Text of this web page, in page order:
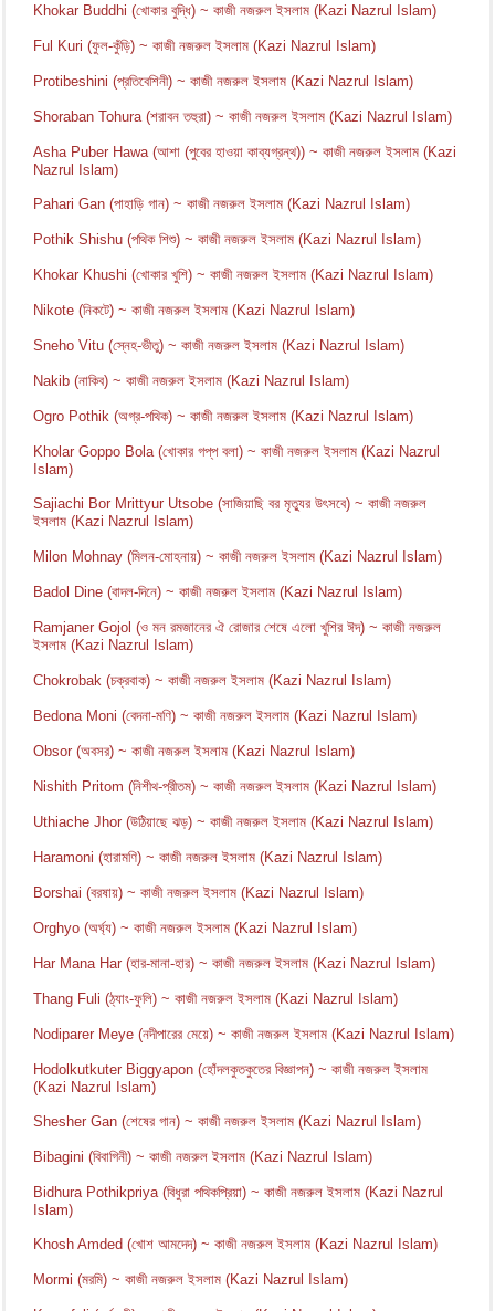
Khokar Buddhi (খোকার বুদ্ধি) ~ কাজী নজরুল ইসলাম (Kazi Nazrul Islam)
Ful Kuri (ফুল-কুঁড়ি) ~ কাজী নজরুল ইসলাম (Kazi Nazrul Islam)
Protibeshini (প্রতিবেশিনী) ~ কাজী নজরুল ইসলাম (Kazi Nazrul Islam)
Shoraban Tohura (শরাবন তহুরা) ~ কাজী নজরুল ইসলাম (Kazi Nazrul Islam)
Asha Puber Hawa (আশা (পুবের হাওয়া কাব্যগ্রন্থ)) ~ কাজী নজরুল ইসলাম (Kazi
Nazrul Islam)
Pahari Gan (পাহাড়ি গান) ~ কাজী নজরুল ইসলাম (Kazi Nazrul Islam)
Pothik Shishu (পথিক শিশু) ~ কাজী নজরুল ইসলাম (Kazi Nazrul Islam)
Khokar Khushi (খোকার খুশি) ~ কাজী নজরুল ইসলাম (Kazi Nazrul Islam)
Nikote (নিকটে) ~ কাজী নজরুল ইসলাম (Kazi Nazrul Islam)
Sneho Vitu (স্নেহ-ভীতু) ~ কাজী নজরুল ইসলাম (Kazi Nazrul Islam)
Nakib (নাকিব) ~ কাজী নজরুল ইসলাম (Kazi Nazrul Islam)
Ogro Pothik (অগ্র-পথিক) ~ কাজী নজরুল ইসলাম (Kazi Nazrul Islam)
Kholar Goppo Bola (খোকার গপ্‌প বলা) ~ কাজী নজরুল ইসলাম (Kazi Nazrul
Islam)
Sajiachi Bor Mrittyur Utsobe (সাজিয়াছি বর মৃত্যুর উৎসবে) ~ কাজী নজরুল
ইসলাম (Kazi Nazrul Islam)
Milon Mohnay (মিলন-মোহনায়) ~ কাজী নজরুল ইসলাম (Kazi Nazrul Islam)
Badol Dine (বাদল-দিনে) ~ কাজী নজরুল ইসলাম (Kazi Nazrul Islam)
Ramjaner Gojol (ও মন রমজানের ঐ রোজার শেষে এলো খুশির ঈদ) ~ কাজী নজরুল
ইসলাম (Kazi Nazrul Islam)
Chokrobak (চক্রবাক) ~ কাজী নজরুল ইসলাম (Kazi Nazrul Islam)
Bedona Moni (বেদনা-মণি) ~ কাজী নজরুল ইসলাম (Kazi Nazrul Islam)
Obsor (অবসর) ~ কাজী নজরুল ইসলাম (Kazi Nazrul Islam)
Nishith Pritom (নিশীথ-প্রীতম) ~ কাজী নজরুল ইসলাম (Kazi Nazrul Islam)
Uthiache Jhor (উঠিয়াছে ঝড়) ~ কাজী নজরুল ইসলাম (Kazi Nazrul Islam)
Haramoni (হারামণি) ~ কাজী নজরুল ইসলাম (Kazi Nazrul Islam)
Borshai (বরষায়) ~ কাজী নজরুল ইসলাম (Kazi Nazrul Islam)
Orghyo (অর্ঘ্য) ~ কাজী নজরুল ইসলাম (Kazi Nazrul Islam)
Har Mana Har (হার-মানা-হার) ~ কাজী নজরুল ইসলাম (Kazi Nazrul Islam)
Thang Fuli (ঠ্যাং-ফুলি) ~ কাজী নজরুল ইসলাম (Kazi Nazrul Islam)
Nodiparer Meye (নদীপারের মেয়ে) ~ কাজী নজরুল ইসলাম (Kazi Nazrul Islam)
Hodolkutkuter Biggyapon (হোঁদলকুতকুতের বিজ্ঞাপন) ~ কাজী নজরুল ইসলাম
(Kazi Nazrul Islam)
Shesher Gan (শেষের গান) ~ কাজী নজরুল ইসলাম (Kazi Nazrul Islam)
Bibagini (বিবাগিনী) ~ কাজী নজরুল ইসলাম (Kazi Nazrul Islam)
Bidhura Pothikpriya (বিধুরা পথিকপ্রিয়া) ~ কাজী নজরুল ইসলাম (Kazi Nazrul
Islam)
Khosh Amded (খোশ আমদেদ) ~ কাজী নজরুল ইসলাম (Kazi Nazrul Islam)
Mormi (মরমি) ~ কাজী নজরুল ইসলাম (Kazi Nazrul Islam)